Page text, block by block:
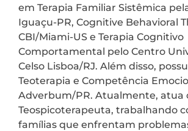
em Terapia Familiar Sistêmica
Iguaçu-PR, Cognitive Behavioral
CBI/Miami-US e Terapia Cognitivo
Comportamental pelo Centro
Celso Lisboa/RJ. Além disso,
Teoterapia e Competência
Adverbum/PR. Atualmente, atua
Teospicoterapeuta, trabalhando
famílias que enfrentam